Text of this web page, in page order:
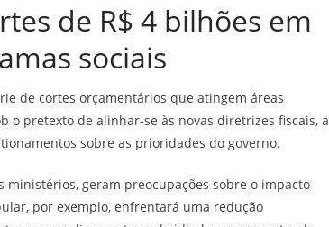
de R$ 4 bilhões em
sociais
de cortes orçamentários que atingem áreas
o pretexto de alinhar-se às novas diretrizes fiscais, a
sobre as prioridades do governo.
ministérios, geram preocupações sobre o impacto
por exemplo, enfrentará uma redução